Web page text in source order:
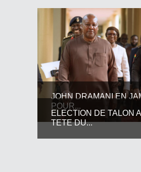
JOHN DRAMANI EN
POUR...
ELECTION DE TALON
TETE DU...